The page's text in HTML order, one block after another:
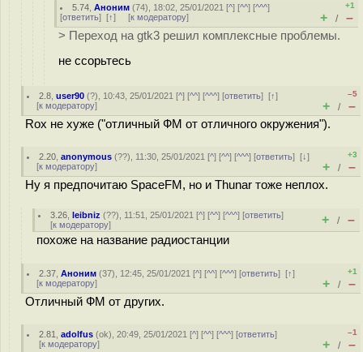
5.74 ,Аноним (74), 18:02, 25/01/2021 [^] [^^] [^^^]
[ответить] [↑] [к модератору]
+1
+ / –
> Переход на gtk3 решил комплексные проблемы.
не ссорьтесь
2.8 ,user90 (?), 10:43, 25/01/2021 [^] [^^] [^^^] [ответить][↑]
[к модератору]
–5
+ / –
Rox не хуже ("отличный ФМ от отличного окружения").
2.20 ,anonymous (??), 11:30, 25/01/2021 [^] [^^] [^^^] [ответить][↓]
[к модератору]
+3
+ / –
Ну я предпочитаю SpaceFM, но и Thunar тоже неплох.
3.26 ,leibniz (??), 11:51, 25/01/2021 [^] [^^] [^^^] [ответить]
[к модератору] + / –
похоже на название радиостанции
2.37 ,Аноним (37), 12:45, 25/01/2021 [^] [^^] [^^^] [ответить][↑]
[к модератору]
+1
+ / –
Отличный ФМ от других.
2.81 ,adolfus (ok), 20:49, 25/01/2021 [^] [^^] [^^^] [ответить]
[к модератору]
–1
+ / –